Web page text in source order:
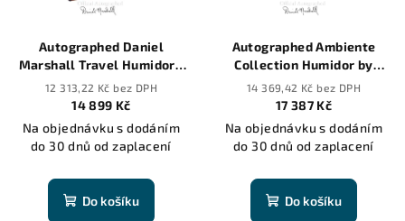
Autographed Daniel
Marshall Travel Humidor -
20 cigars
12 313,22 Kč bez DPH
14 899 Kč
Na objednávku s dodáním
do 30 dnů od zaplacení
Do košíku
Autographed Ambiente
Collection Humidor by
Daniel Marshall in black
matte with lift out tray -
14 369,42 Kč bez DPH
17 387 Kč
Na objednávku s dodáním
do 30 dnů od zaplacení
Do košíku